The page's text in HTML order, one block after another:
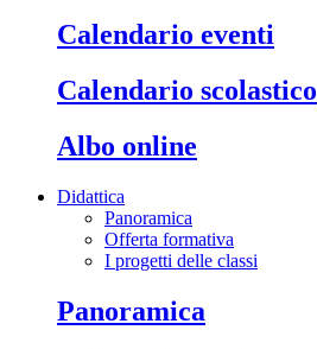
calendario eventi
calendario scolastico
albo online
Didattica
Panoramica
Offerta formativa
I progetti delle classi
panoramica